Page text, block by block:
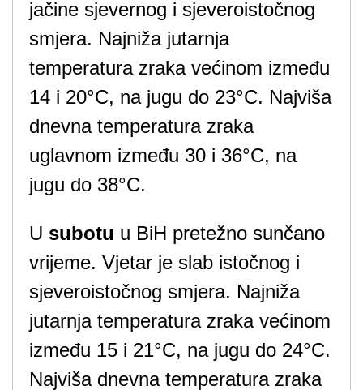
jačine sjevernog i sjeveroistočnog
smjera. Najniža jutarnja
temperatura zraka većinom između
14 i 20°C, na jugu do 23°C. Najviša
dnevna temperatura zraka
uglavnom između 30 i 36°C, na
jugu do 38°C.
U subotu u BiH pretežno sunčano
vrijeme. Vjetar je slab istočnog i
sjeveroistočnog smjera. Najniža
jutarnja temperatura zraka većinom
između 15 i 21°C, na jugu do 24°C.
Najviša dnevna temperatura zraka